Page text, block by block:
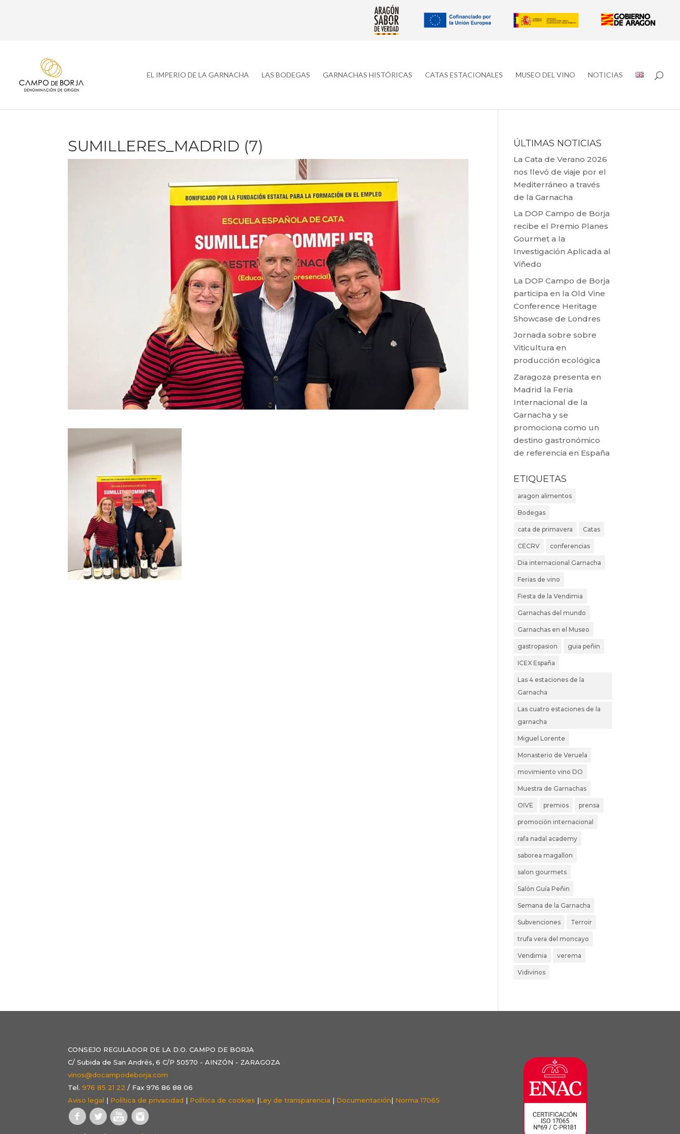
EL IMPERIO DE LA GARNACHA LAS BODEGAS GARNACHAS HISTÓRICAS CATAS ESTACIONALES MUSEO DEL VINO NOTICIAS
SUMILLERES_MADRID (7) ÚLTIMAS NOTICIAS
La Cata de Verano 2026
nos llevó de viaje por el
Mediterráneo a través
de la Garnacha
La DOP Campo de Borja
recibe el Premio Planes
Gourmet a la
Investigación Aplicada al
Viñedo
La DOP Campo de Borja
participa en la Old Vine
Conference Heritage
Showcase de Londres
Jornada sobre sobre
Viticultura en
producción ecológica
Zaragoza presenta en
Madrid la Feria
Internacional de la
Garnacha y se
promociona como un
destino gastronómico
de referencia en España
ETIQUETAS
aragon alimentos
Bodegas
cata de primavera Catas
CECRV conferencias
Dia internacional Garnacha
Ferias de vino
Fiesta de la Vendimia
Garnachas del mundo
Garnachas en el Museo
gastropasion guia peñin
ICEX España
Las 4 estaciones de la
Garnacha
Las cuatro estaciones de la
garnacha
Miguel Lorente
Monasterio de Veruela
movimiento vino DO
Muestra de Garnachas
OIVE premios prensa
promoción internacional
rafa nadal academy
saborea magallon
salon gourmets
Salón Guía Peñin
Semana de la Garnacha
Subvenciones Terroir
trufa vera del moncayo
Vendimia verema
Vidivinos
CONSEJO REGULADOR DE LA D.O. CAMPO DE BORJA
C/ Subida de San Andrés, 6 C/P 50570 - AINZÓN - ZARAGOZA
vinos@docampodeborja.com
Tel.976 85 21 22 / Fax 976 86 88 06
Aviso legal | Política de privacidad | Política de cookies |Ley de transparencia | Documentación| Norma 17065